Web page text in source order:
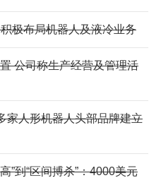
极布局机器人及液冷业务
公司称生产经营及管理活
家人形机器人头部品牌建立
”到“区间搏杀”：4000美元